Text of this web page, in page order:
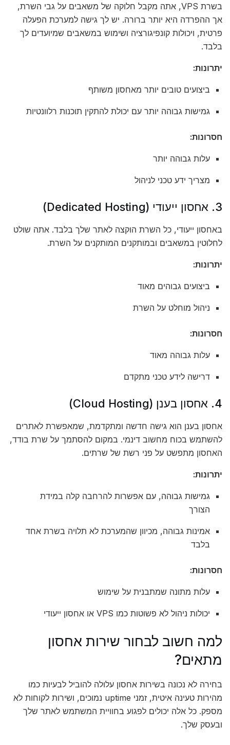
בשרת VPS, אתה מקבל חלוקה של משאבים על גבי השרת,
אך ההפרדה היא יותר ברורה. יש לך גישה למערכת הפעלה
פרטית, ויכולות קונפיגורציה ושימוש במשאבים שמיועדים לך
בלבד.
יתרונות:
ביצועים טובים יותר מאחסון משותף
גמישות גבוהה יותר עם יכולת להתקין תוכנות רלוונטיות
חסרונות:
עלות גבוהה יותר
מצריך ידע טכני לניהול
3. אחסון ייעודי (Dedicated Hosting)
באחסון ייעודי, כל השרת הוקצה לאתר שלך בלבד. אתה שולט
לחלוטין במשאבים ובמותקנים המותקנים על השרת.
יתרונות:
ביצועים גבוהים מאוד
ניהול מוחלט על השרת
חסרונות:
עלות גבוהה מאוד
דרישה לידע טכני מתקדם
4. אחסון בענן (Cloud Hosting)
אחסון בענן הוא גישה חדשה ומתקדמת, שמאפשרת לאתרים
להשתמש בכוח מחשוב דינמי. במקום להסתמך על שרת בודד,
האחסון מתפשט על פני רשת של שרתים.
יתרונות:
גמישות גבוהה, עם אפשרות להרחבה קלה במידת
הצורך
אמינות גבוהה, מכיוון שהמערכת לא תלויה בשרת אחד
בלבד
חסרונות:
עלות מתונה שמתבנית על שימוש
יכולות ניהול לא פשוטות כמו VPS או אחסון ייעודי
למה חשוב לבחור שירות אחסון
מתאים?
בחירה לא נכונה בשירות אחסון עלולה להוביל לבעיות כמו
מהירות טעינה איטית, זמני uptime נמוכים, ושירות לקוחות לא
מספק. כל אלה יכולים לפגוע בחוויית המשתמש לאתר שלך
ובעסק שלך.